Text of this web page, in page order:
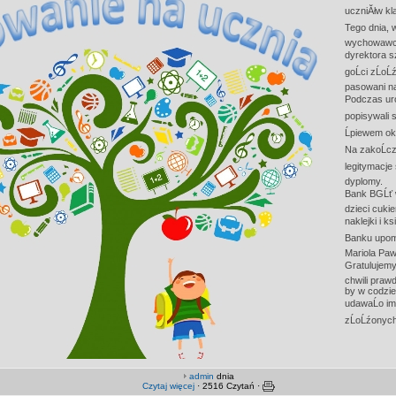
uczniĂłw
Tego dnia,
dyrektora
goĹci
pasowani
Podczas
popisywali
Ĺpiewem
Na
legitymacje
dyplomy.
Bank BGĹť
dzieci
naklejki i
Banku
Mariola
chwili
by w
udawaĹo
admin dnia
Czytaj więcej· 2516 Czytań ·